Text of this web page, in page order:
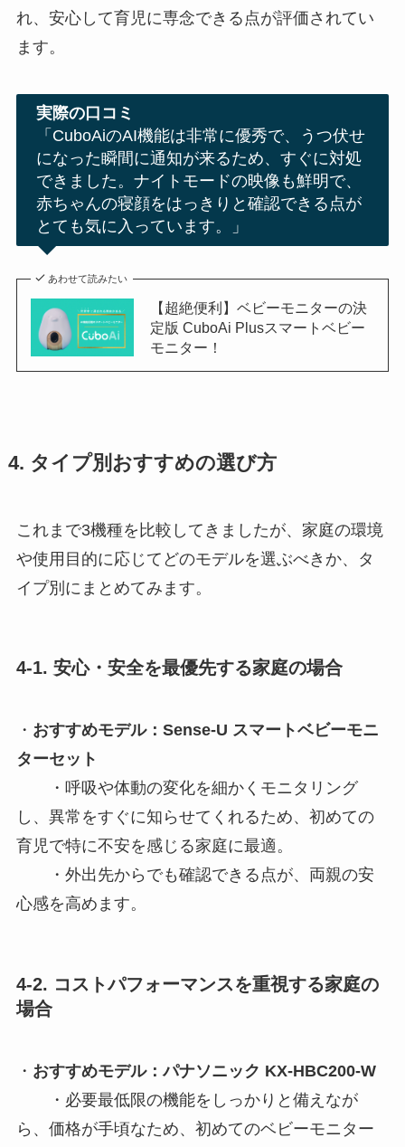
れ、安心して育児に専念できる点が評価されてい
ます。
実際の口コミ
「CuboAiのAI機能は非常に優秀で、うつ伏せ
になった瞬間に通知が来るため、すぐに対処
できました。ナイトモードの映像も鮮明で、
赤ちゃんの寝顔をはっきりと確認できる点が
とても気に入っています。」
あわせて読みたい
【超絶便利】ベビーモニターの決
定版 CuboAi Plusスマートベビー
モニター！
4. タイプ別おすすめの選び方
これまで3機種を比較してきましたが、家庭の環境
や使用目的に応じてどのモデルを選ぶべきか、タ
イプ別にまとめてみます。
4-1. 安心・安全を最優先する家庭の場合
・ おすすめモデル：Sense-U スマートベビーモニ
ターセット
・呼吸や体動の変化を細かくモニタリング
し、異常をすぐに知らせてくれるため、初めての
育児で特に不安を感じる家庭に最適。
・外出先からでも確認できる点が、両親の安
心感を高めます。
4-2. コストパフォーマンスを重視する家庭の
場合
・ おすすめモデル：パナソニック KX-HBC200-W
・必要最低限の機能をしっかりと備えなが
ら、価格が手頃なため、初めてのベビーモニター